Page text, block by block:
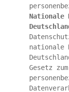
Nationale
nationale
Gesetz